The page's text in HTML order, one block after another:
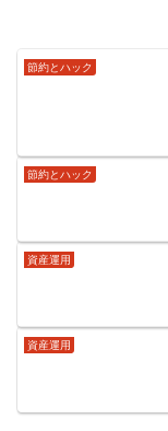
節約とハック
節約とハック
資産運用
資産運用